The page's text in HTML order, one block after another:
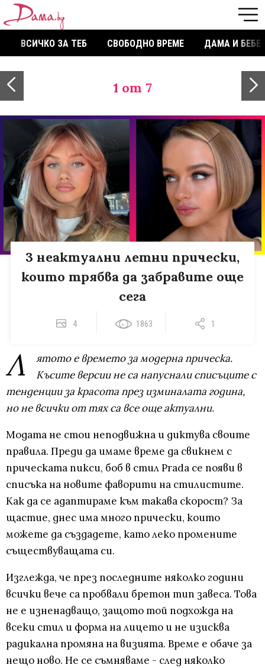
ВСИЧКО ЗА ТЕБ СВОБОДНО ВРЕМЕ ДАМА И БЕБЕ
1 от 7
3 неактуални летни прически,
които трябва да забравите още
сега
4 1863 1
Л
ятото е времето за модерна прическа.
Късите версии не са напуснали списъците с
тенденции за красота през изминалата година,
но не всички от тях са все още актуални.
Модата не стои неподвижна и диктува своите
правила. Преди да имаме време да свикнем с
прическата пикси, боб в стил Prada се появи в
списъка на новите фаворити на стилистите.
Как да се адаптираме към такава скорост? За
щастие, днес има много прически, които
можете да създадете, като леко промените
съществуващата си.
Изглежда, че през последните няколко години
всички вече са пробвали бретон тип завеса. Това
не е изненадващо, защото той подхожда на
всеки стил и форма на лицето и не изисква
радикална промяна на визията. Време е обаче за
нещо ново. Не се съмняваме - след няколко